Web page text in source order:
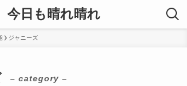
今日も晴れ晴れ
ジャニーズ
– category –